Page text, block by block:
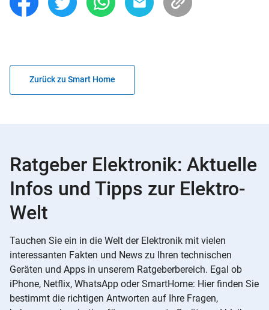
Zurück zu Smart Home
Ratgeber Elektronik: Aktuelle
Infos und Tipps zur Elektro-
Welt
Tauchen Sie ein in die Welt der Elektronik mit vielen
interessanten Fakten und News zu Ihren technischen
Geräten und Apps in unserem Ratgeberbereich. Egal ob
iPhone, Netflix, WhatsApp oder SmartHome: Hier finden Sie
bestimmt die richtigen Antworten auf Ihre Fragen,